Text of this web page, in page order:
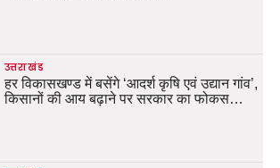
उत्तराखंड
हर विकासखण्ड में बसेंगे ‘आदर्श कृषि एवं उद्यान गांव’,
किसानों की आय बढ़ाने पर सरकार का फोकस…